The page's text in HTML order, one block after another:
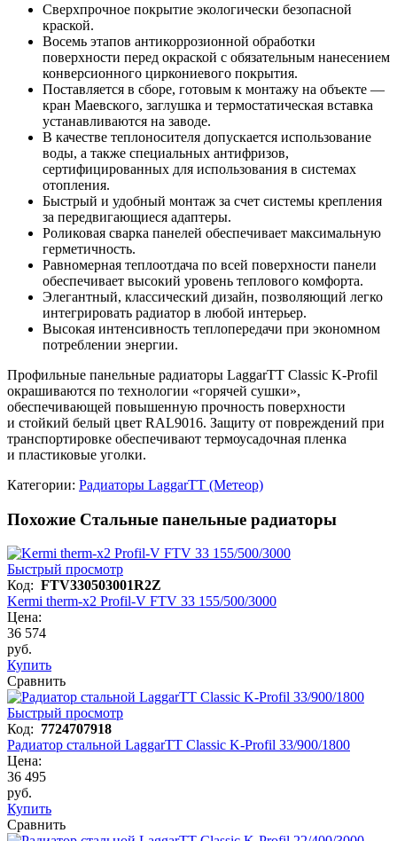
Сверхпрочное покрытие экологически безопасной
краской.
Восемь этапов антикоррозионной обработки
поверхности перед окраской с обязательным нанесением
конверсионного циркониевого покрытия.
Поставляется в сборе, готовым к монтажу на объекте —
кран Маевского, заглушка и термостатическая вставка
устанавливаются на заводе.
В качестве теплоносителя допускается использование
воды, а также специальных антифризов,
сертифицированных для использования в системах
отопления.
Быстрый и удобный монтаж за счет системы крепления
за передвигающиеся адаптеры.
Роликовая сварка панелей обеспечивает максимальную
герметичность.
Равномерная теплоотдача по всей поверхности панели
обеспечивает высокий уровень теплового комфорта.
Элегантный, классический дизайн, позволяющий легко
интегрировать радиатор в любой интерьер.
Высокая интенсивность теплопередачи при экономном
потреблении энергии.
Профильные панельные радиаторы LaggarTT Classic K-Profil
окрашиваются по технологии «горячей сушки»,
обеспечивающей повышенную прочность поверхности
и стойкий белый цвет RAL9016. Защиту от повреждений при
транспортировке обеспечивают термоусадочная пленка
и пластиковые уголки.
Категории: Радиаторы LaggarTT (Метеор)
Похожие Стальные панельные радиаторы
Быстрый просмотр
Код: FTV330503001R2Z
Kermi therm-x2 Profil-V FTV 33 155/500/3000
Цена:
36 574
руб.
Купить
Сравнить
Быстрый просмотр
Код: 7724707918
Радиатор стальной LaggarTT Classic K-Profil 33/900/1800
Цена:
36 495
руб.
Купить
Сравнить